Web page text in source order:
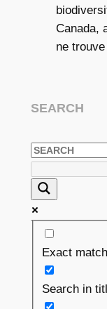
Canada,
ne
SEARCH
Exact
Search in